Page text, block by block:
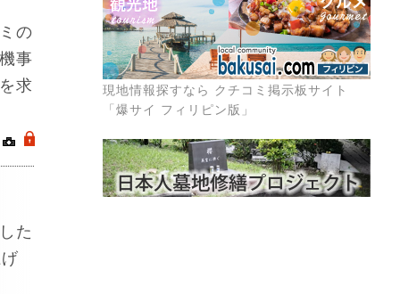
の
事
求
.
た
現地情報探すなら クチコミ掲示板サイト
「爆サイ フィリピン版」